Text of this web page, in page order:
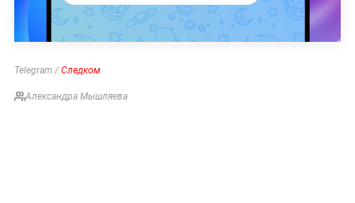
Telegram / Следком
Александра Мышляева